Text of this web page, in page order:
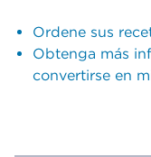
Ordene sus
Obtenga más
convertirse en